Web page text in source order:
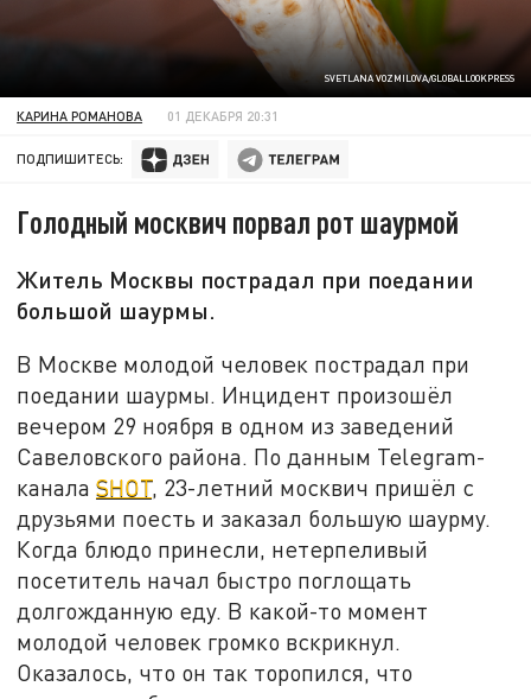
SVETLANA VOZMILOVA/GLOBALLOOKPRESS
КАРИНА РОМАНОВА 01 ДЕКАБРЯ 20:31
ПОДПИШИТЕСЬ:
Голодный москвич порвал рот шаурмой
Житель Москвы пострадал при поедании
большой шаурмы.
В Москве молодой человек пострадал при
поедании шаурмы. Инцидент произошёл
вечером 29 ноября в одном из заведений
Савеловского района. По данным Telegram-
каналаSHOT, 23-летний москвич пришёл с
друзьями поесть и заказал большую шаурму.
Когда блюдо принесли, нетерпеливый
посетитель начал быстро поглощать
долгожданную еду. В какой-то момент
молодой человек громко вскрикнул.
Оказалось, что он так торопился, что